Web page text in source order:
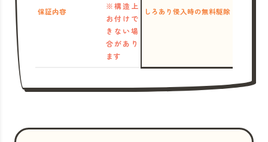
保証内容
※構造上
お付けで
きない場
合があり
ます
しろあり侵入時の無料駆除